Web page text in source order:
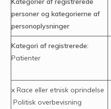
personer og kategorierne af
personoplysninger
Kategori af registrerede:
Patienter
x Race eller etnisk oprindelse
Politisk overbevisning